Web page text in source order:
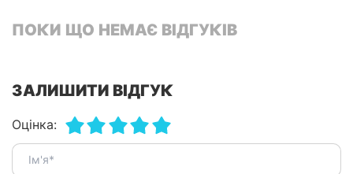
ПОКИ ЩО НЕМАЄ ВІДГУКІВ
ЗАЛИШИТИ ВІДГУК
Оцінка: